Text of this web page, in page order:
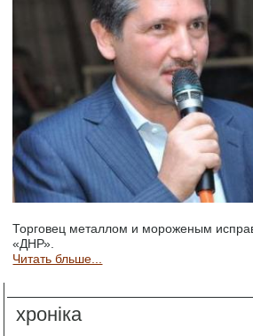
Торговец металлом и мороженым
«ДНР».
Читать бльше...
хроніка